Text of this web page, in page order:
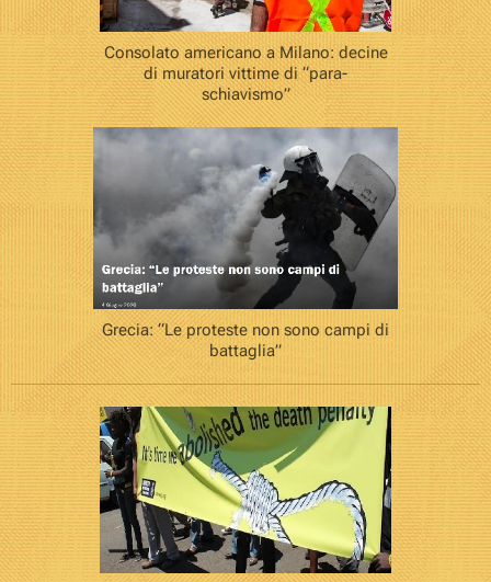
Consolato americano a Milano: decine
di muratori vittime di “para-
schiavismo”
Grecia: “Le proteste non sono campi di
battaglia”